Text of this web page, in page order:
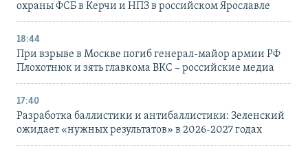
охраны ФСБ в Керчи и НПЗ в российском Ярославле
18:44
При взрыве в Москве погиб генерал-майор армии РФ
Плохотнюк и зять главкома ВКС – российские медиа
17:40
Разработка баллистики и антибаллистики: Зеленский
ожидает «нужных результатов» в 2026-2027 годах